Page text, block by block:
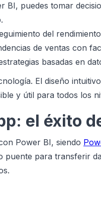
BI, puedes tomar
del
de ventas con
basadas en
El diseño
y útil para todos los
el éxito
Power BI, siendo
puente para transferir